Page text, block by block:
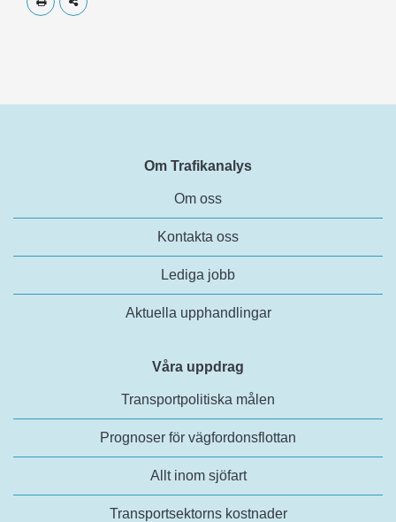
Om Trafikanalys
Om oss
Kontakta oss
Lediga jobb
Aktuella upphandlingar
Våra uppdrag
Transportpolitiska målen
Prognoser för vägfordonsflottan
Allt inom sjöfart
Transportsektorns kostnader